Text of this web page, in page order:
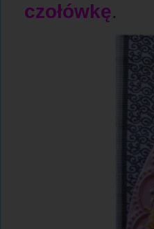
czołówkę.